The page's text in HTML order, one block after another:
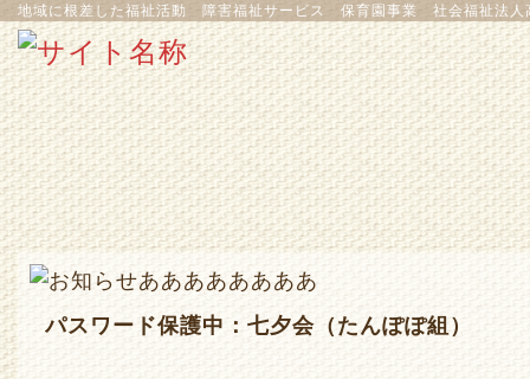
地域に根差した福祉活動 障害福祉サービス 保育園事業 社会福祉法人
パスワード保護中：七夕会（たんぽぽ組）